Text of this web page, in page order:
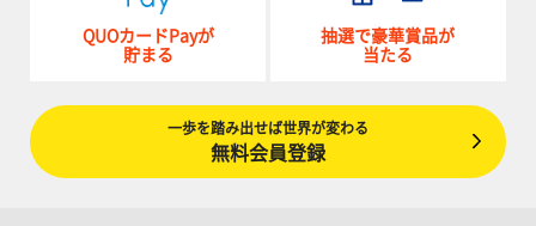
QUOカードPayが
貯まる
抽選で豪華賞品が
当たる
一歩を踏み出せば世界が変わる
無料会員登録